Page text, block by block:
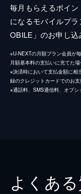
毎月もらえるポイ
になるモバイルプ
OBILE」のお申し込
※U-NEXTの月額プラン会員が
月額基本料の支払いに充てた場
※決済時において支払金額に相
録のクレジットカードでのお支
※通話料、SMS通信料、オプシ
よくあ